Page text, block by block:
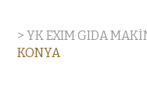
> YK EXIM GIDA
KONYA